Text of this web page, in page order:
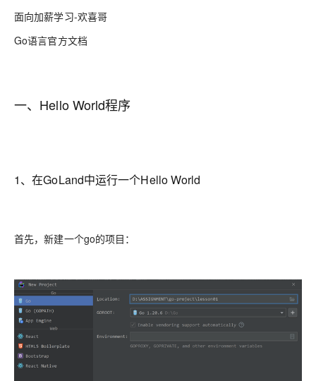
面向加薪学习-欢喜哥
Go语言官方文档
一、Hello World程序
1、在GoLand中运行一个Hello World
首先，新建一个go的项目：